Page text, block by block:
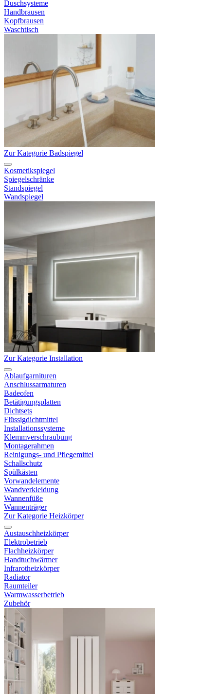
Duschsysteme
Handbrausen
Kopfbrausen
Waschtisch
Zur Kategorie Badspiegel
Kosmetikspiegel
Spiegelschränke
Standspiegel
Wandspiegel
Zur Kategorie Installation
Ablaufgarnituren
Anschlussarmaturen
Badeofen
Betätigungsplatten
Dichtsets
Flüssigdichtmittel
Installationssysteme
Klemmverschraubung
Montagerahmen
Reinigungs- und Pflegemittel
Schallschutz
Spülkästen
Vorwandelemente
Wandverkleidung
Wannenfüße
Wannenträger
Zur Kategorie Heizkörper
Austauschheizkörper
Elektrobetrieb
Flachheizkörper
Handtuchwärmer
Infrarotheizkörper
Radiator
Raumteiler
Warmwasserbetrieb
Zubehör